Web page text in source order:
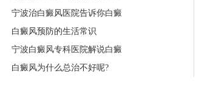
宁波治白癜风医院告诉你白癜
白癜风预防的生活常识
宁波白癜风专科医院解说白癜
白癜风为什么总治不好呢?